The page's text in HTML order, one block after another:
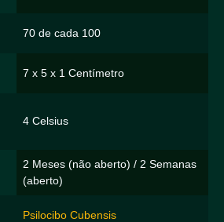
70 de cada 100
7 x 5 x 1 Centímetro
4 Celsius
2 Meses (não aberto) / 2 Semanas
(aberto)
Psilocibo Cubensis